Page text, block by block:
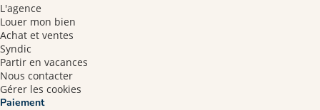
L'agence
Louer mon bien
Achat et ventes
Syndic
Partir en vacances
Nous contacter
Gérer les cookies
Paiement